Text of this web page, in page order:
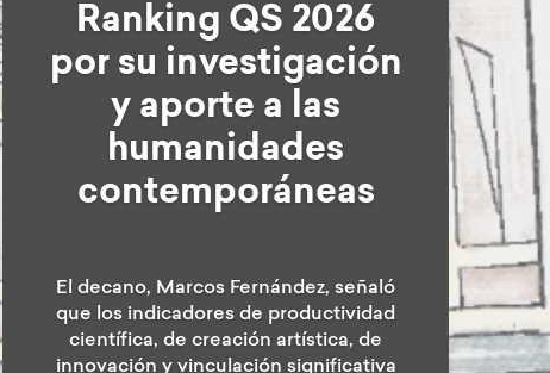
Universidad de
Regensburg
(Alemania) dicta
conferencia sobre
Gabriel García
La investigadora Joanna Moszczynska
presentó un análisis sobre el cruce